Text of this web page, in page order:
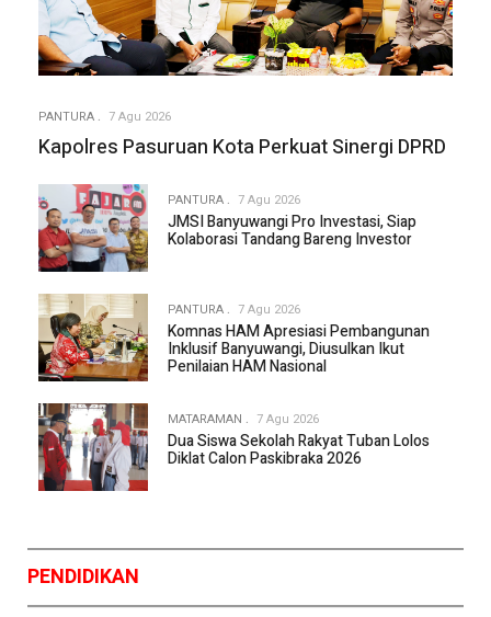
PANTURA 7 Agu 2026
Kapolres Pasuruan Kota Perkuat Sinergi DPRD
PANTURA 7 Agu 2026
JMSI Banyuwangi Pro Investasi, Siap
Kolaborasi Tandang Bareng Investor
PANTURA 7 Agu 2026
Komnas HAM Apresiasi Pembangunan
Inklusif Banyuwangi, Diusulkan Ikut
Penilaian HAM Nasional
MATARAMAN 7 Agu 2026
Dua Siswa Sekolah Rakyat Tuban Lolos
Diklat Calon Paskibraka 2026
PENDIDIKAN